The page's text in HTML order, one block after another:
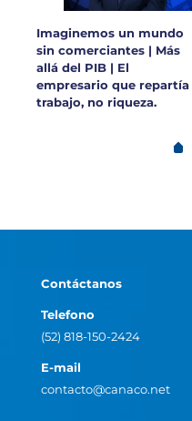
Imaginemos un mundo
sin comerciantes | Más
allá del PIB | El
empresario que repartía
trabajo, no riqueza.
Contáctanos
Telefono
(52) 818-150-2424
E-mail
contacto@canaco.net